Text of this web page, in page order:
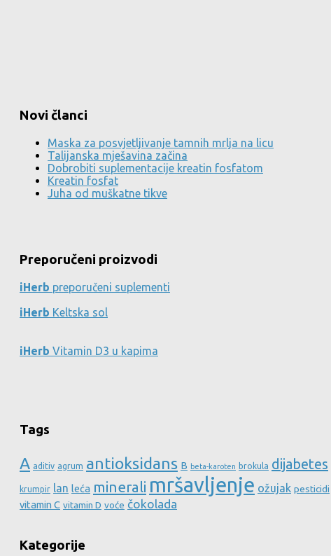
Novi članci
Maska za posvjetljivanje tamnih mrlja na licu
Talijanska mješavina začina
Dobrobiti suplementacije kreatin fosfatom
Kreatin fosfat
Juha od muškatne tikve
Preporučeni proizvodi
iHerb preporučeni suplementi
iHerb Keltska sol
iHerb Vitamin D3 u kapima
Tags
A aditiv agrum antioksidans B beta-karoten brokula dijabetes
krumpir lan leća minerali mršavljenje ožujak pesticidi
vitamin C vitamin D voće čokolada
Kategorije